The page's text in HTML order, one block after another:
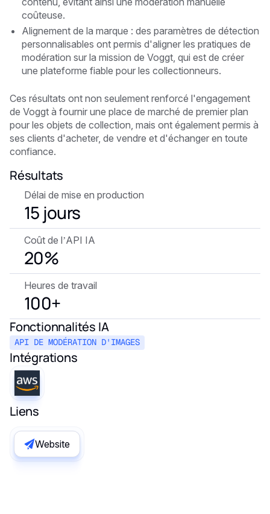
coûteuse.
Alignement de la marque : des paramètres de détection
personnalisables ont permis d'aligner les pratiques de
modération sur la mission de Voggt, qui est de créer
une plateforme fiable pour les collectionneurs.
Ces résultats ont non seulement renforcé l'engagement
de Voggt à fournir une place de marché de premier plan
pour les objets de collection, mais ont également permis à
ses clients d'acheter, de vendre et d'échanger en toute
confiance.
Résultats
Délai de mise en production
15 jours
Coût de l’API IA
20%
Heures de travail
100+
Fonctionnalités IA
API DE MODÉRATION D'IMAGES
Intégrations
Liens
Website